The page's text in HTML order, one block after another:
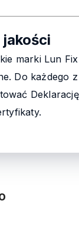
marki Lun Fix
Do każdego
Deklarację